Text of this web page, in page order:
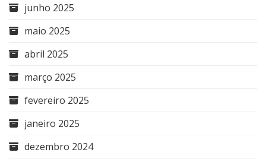
junho 2025
maio 2025
abril 2025
março 2025
fevereiro 2025
janeiro 2025
dezembro 2024